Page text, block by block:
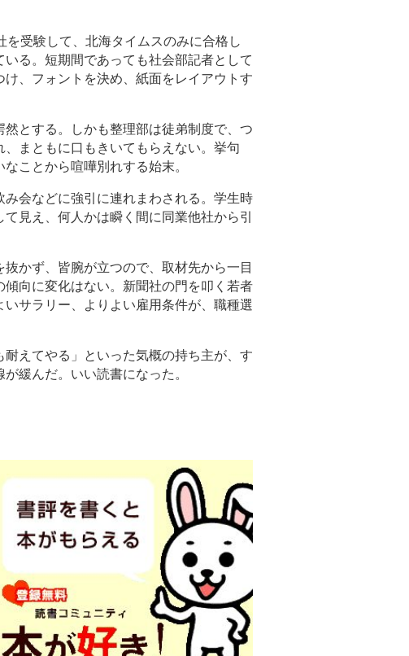
受験して、北海タイムスのみに合格し
る。短期間であっても社会部記者として
、フォントを決め、紙面をレイアウトす
とする。しかも整理部は徒弟制度で、つ
まともに口もきいてもらえない。挙句
ことから喧嘩別れする始末。
会などに強引に連れまわされる。学生時
見え、何人かは瞬く間に同業他社から引
かず、皆腕が立つので、取材先から一目
向に変化はない。新聞社の門を叩く若者
サラリー、よりよい雇用条件が、職種選
えてやる」といった気概の持ち主が、す
緩んだ。いい読書になった。